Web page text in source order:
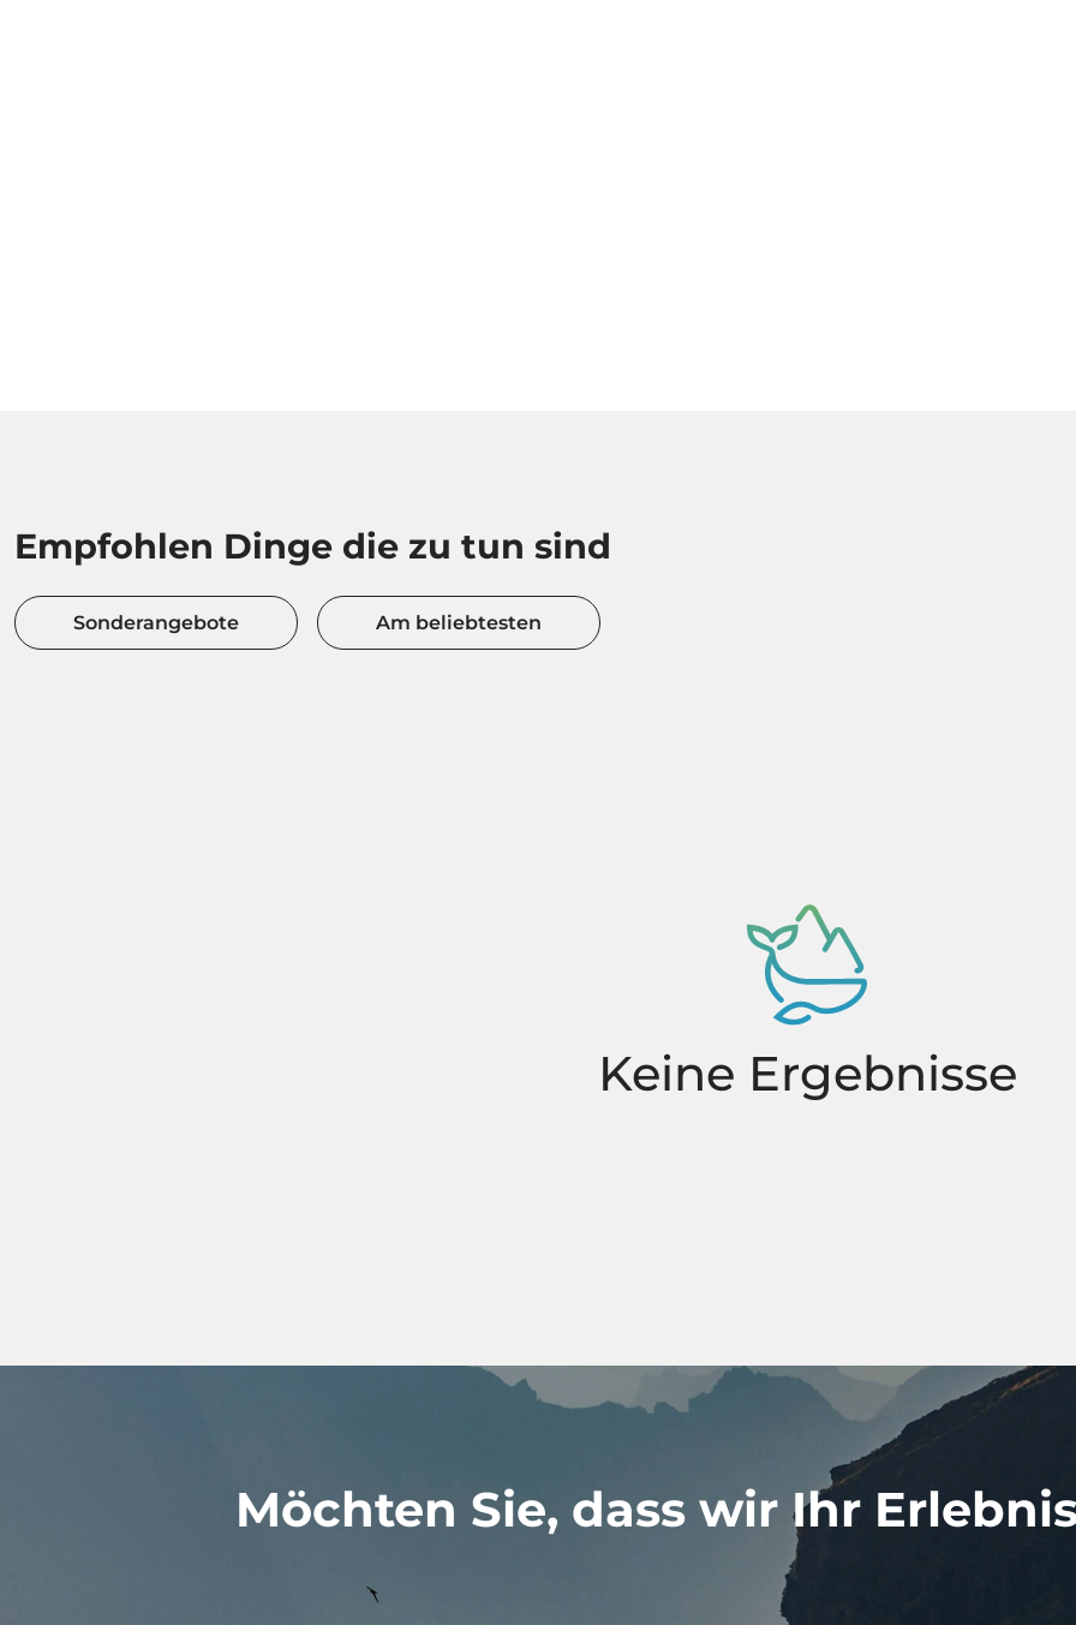
Empfohlen Dinge die zu tun sind
Sonderangebote Am beliebtesten
Keine Ergebnisse
Möchten Sie, dass wir Ihr